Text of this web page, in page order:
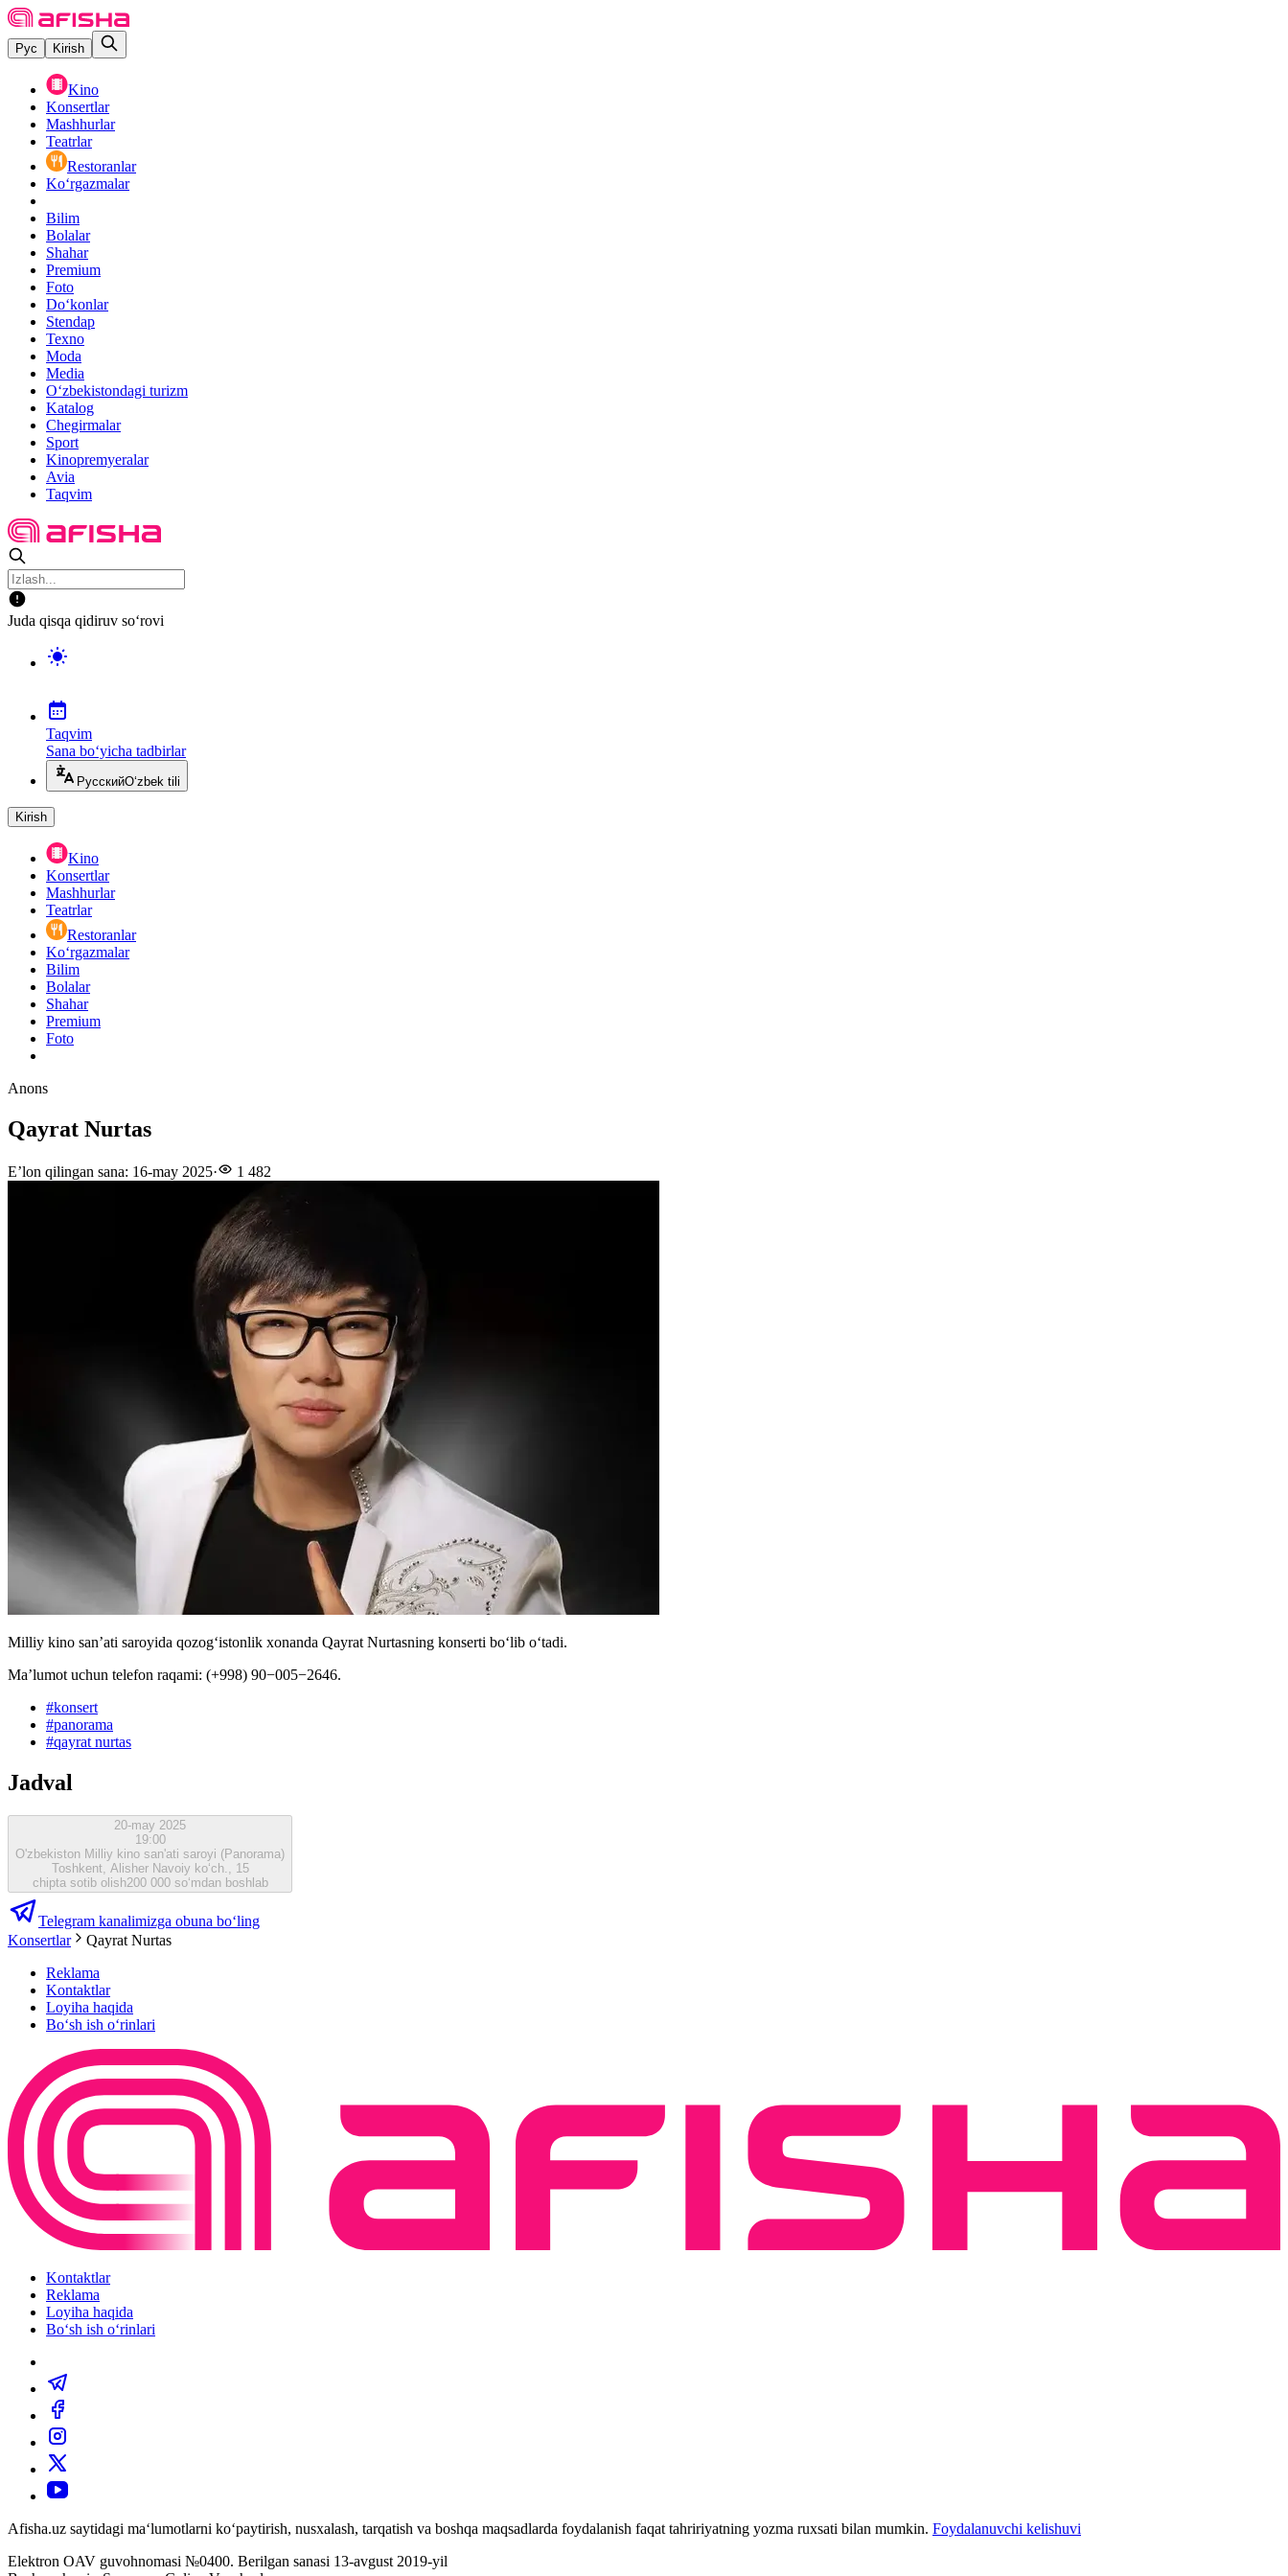
Рус Kirish
Kino
Konsertlar
Mashhurlar
Teatrlar
Restoranlar
Ko‘rgazmalar
Bilim
Bolalar
Shahar
Premium
Foto
Do‘konlar
Stendap
Texno
Moda
Media
O‘zbekistondagi turizm
Katalog
Chegirmalar
Sport
Kinopremyeralar
Avia
Taqvim
Juda qisqa qidiruv so‘rovi
Taqvim
Sana bo‘yicha tadbirlar
РусскийO‘zbek tili
Kirish
Kino
Konsertlar
Mashhurlar
Teatrlar
Restoranlar
Ko‘rgazmalar
Bilim
Bolalar
Shahar
Premium
Foto
Anons
Qayrat Nurtas
E’lon qilingan sana: 16-may 2025· 1 482
Milliy kino san’ati saroyida qozogʻistonlik xonanda Qayrat Nurtasning konserti bo‘lib o‘tadi.
Ma’lumot uchun telefon raqami: (+998) 90−005−2646.
#konsert
#panorama
#qayrat nurtas
Jadval
20-may 2025
19:00
O'zbekiston Milliy kino san'ati saroyi (Panorama)
Toshkent, Alisher Navoiy ko‘ch., 15
chipta sotib olish200 000 so‘mdan boshlab
Telegram kanalimizga obuna bo‘ling
Konsertlar
Qayrat Nurtas
Reklama
Kontaktlar
Loyiha haqida
Bo‘sh ish o‘rinlari
Kontaktlar
Reklama
Loyiha haqida
Bo‘sh ish o‘rinlari
Afisha.uz saytidagi ma‘lumotlarni ko‘paytirish, nusxalash, tarqatish va boshqa maqsadlarda foydalanish faqat tahririyatning yozma ruxsati bilan mumkin. Foydalanuvchi kelishuvi
Elektron OAV guvohnomasi №0400. Berilgan sanasi 13-avgust 2019-yil